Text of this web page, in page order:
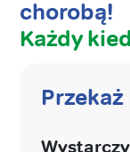
chorobą!
Każdy